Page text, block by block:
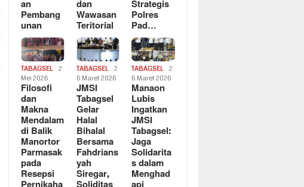
an
Pembang
unan
dan
Wawasan
Teritorial
Strategis
Polres
Pad…
TABAGSEL
2
Mei 2026
Filosofi
dan
Makna
Mendalam
di Balik
Manortor
Parmasak
pada
Resepsi
TABAGSEL
2
6 Maret 2026
JMSI
Tabagsel
Gelar
Halal
Bihalal
Bersama
Fahdrians
yah
Siregar,
TABAGSEL
2
6 Maret 2026
Manaon
Lubis
Ingatkan
JMSI
Tabagsel:
Jaga
Solidarita
s dalam
Menghad